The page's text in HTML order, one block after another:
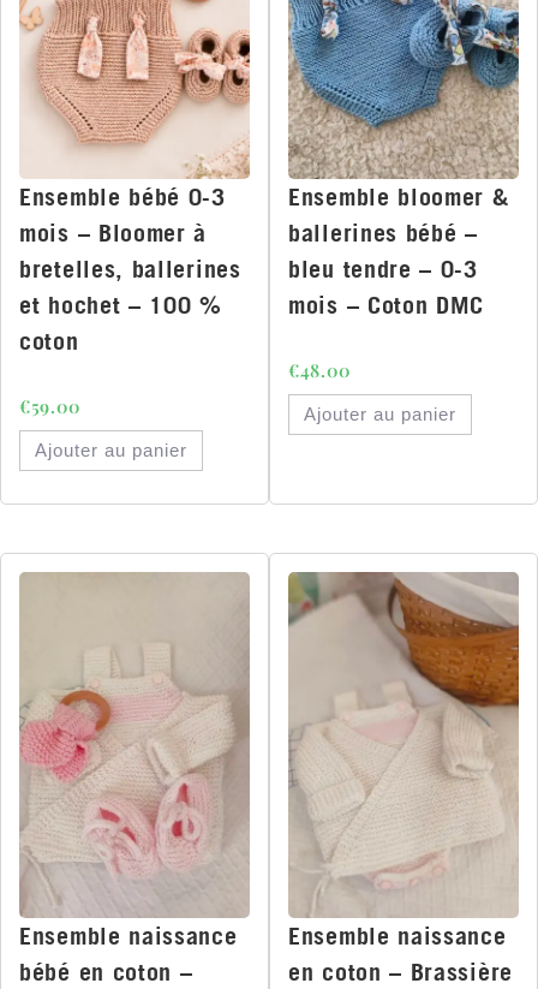
Ensemble bébé 0-3
mois – Bloomer à
bretelles, ballerines
et hochet – 100 %
coton
€59.00
Ajouter au panier
Ensemble bloomer &
ballerines bébé –
bleu tendre – 0-3
mois – Coton DMC
€48.00
Ajouter au panier
Ensemble naissance
bébé en coton –
Ensemble naissance
en coton – Brassière